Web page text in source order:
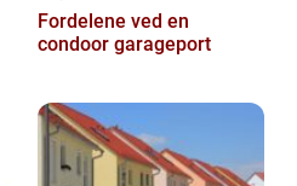
Fordelene ved en
condoor garageport